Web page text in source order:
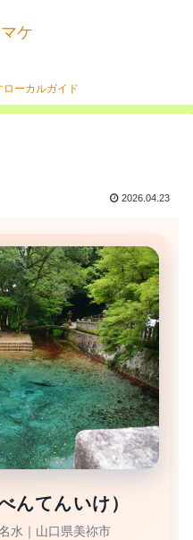
ケ
ーカルガイド
2026.04.23
んてんいけ）
水｜山口県美祢市